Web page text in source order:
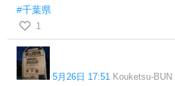
#千葉県
1
5月26日 17:51 Kouketsu-BUN